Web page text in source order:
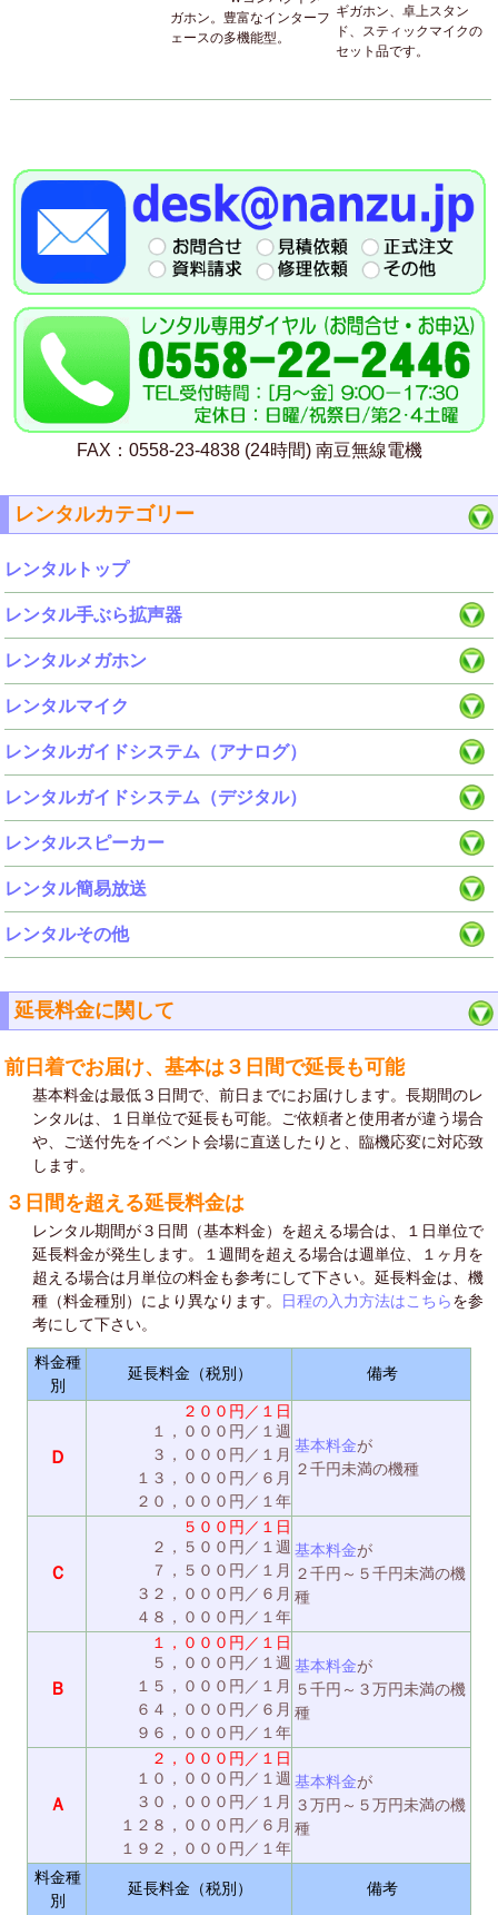
ガホン。豊富なインターフ
ェースの多機能型。
ギガホン、卓上スタン
ド、スティックマイクの
セット品です。
FAX：0558-23-4838 (24時間) 南豆無線電機
レンタルカテゴリー
レンタルトップ
レンタル手ぶら拡声器
レンタルメガホン
レンタルマイク
レンタルガイドシステム（アナログ）
レンタルガイドシステム（デジタル）
レンタルスピーカー
レンタル簡易放送
レンタルその他
延長料金に関して
前日着でお届け、基本は３日間で延長も可能
基本料金は最低３日間で、前日までにお届けします。長期間のレ
ンタルは、１日単位で延長も可能。ご依頼者と使用者が違う場合
や、ご送付先をイベント会場に直送したりと、臨機応変に対応致
します。
３日間を超える延長料金は
レンタル期間が３日間（基本料金）を超える場合は、１日単位で
延長料金が発生します。１週間を超える場合は週単位、１ヶ月を
超える場合は月単位の料金も参考にして下さい。延長料金は、機
種（料金種別）により異なります。 日程の入力方法はこちらを参
考にして下さい。
料金種
別
延長料金（税別） 備考
Ｄ
２００円／１日
１，０００円／１週
３，０００円／１月
１３，０００円／６月
２０，０００円／１年
基本料金が
２千円未満の機種
Ｃ
５００円／１日
２，５００円／１週
７，５００円／１月
３２，０００円／６月
４８，０００円／１年
基本料金が
２千円～５千円未満の機
種
Ｂ
１，０００円／１日
５，０００円／１週
１５，０００円／１月
６４，０００円／６月
９６，０００円／１年
基本料金が
５千円～３万円未満の機
種
Ａ
２，０００円／１日
１０，０００円／１週
３０，０００円／１月
１２８，０００円／６月
１９２，０００円／１年
基本料金が
３万円～５万円未満の機
種
料金種
別
延長料金（税別） 備考